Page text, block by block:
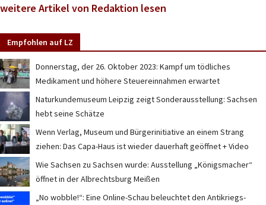
weitere Artikel von Redaktion lesen
Empfohlen auf LZ
Donnerstag, der 26. Oktober 2023: Kampf um tödliches
Medikament und höhere Steuereinnahmen erwartet
Naturkundemuseum Leipzig zeigt Sonderausstellung: Sachsen
hebt seine Schätze
Wenn Verlag, Museum und Bürgerinitiative an einem Strang
ziehen: Das Capa-Haus ist wieder dauerhaft geöffnet + Video
Wie Sachsen zu Sachsen wurde: Ausstellung „Königsmacher“
öffnet in der Albrechtsburg Meißen
„No wobble!“: Eine Online-Schau beleuchtet den Antikriegs-